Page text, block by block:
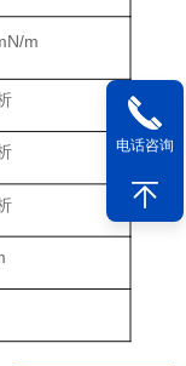
m
电话咨询